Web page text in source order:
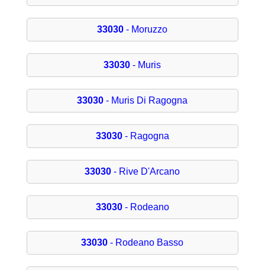
33030 - Moruzzo
33030 - Muris
33030 - Muris Di Ragogna
33030- Ragogna
33030 - Rive D'Arcano
33030- Rodeano
33030 - Rodeano Basso